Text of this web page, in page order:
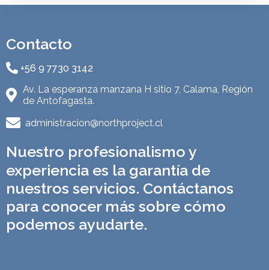
Contacto
+56 9 7730 3142
Av. La esperanza manzana H sitio 7, Calama, Región
de Antofagasta.
administracion@northproject.cl
Nuestro profesionalismo y
experiencia es la garantía de
nuestros servicios. Contáctanos
para conocer más sobre cómo
podemos ayudarte.